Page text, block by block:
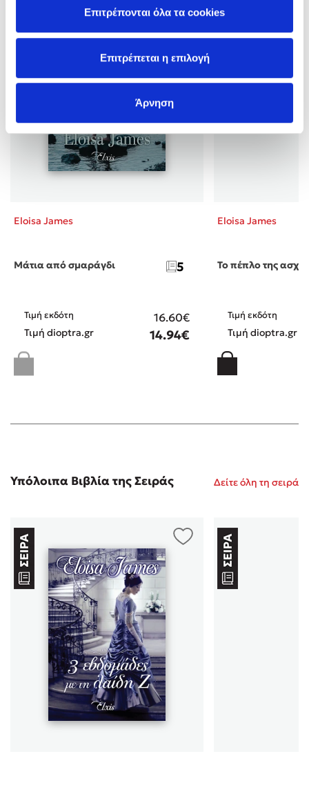
Επιτρέπονται όλα τα cookies
Επιτρέπεται η επιλογή
Άρνηση
Eloisa James
Μάτια από σμαράγδι 5
Τιμή εκδότη 16.60€
Τιμή dioptra.gr 14.94€
Eloisa James
Το πέπλο της
Τιμή εκδότη
Τιμή dioptra.gr
Υπόλοιπα Βιβλία της Σειράς Δείτε όλη τη σειρά